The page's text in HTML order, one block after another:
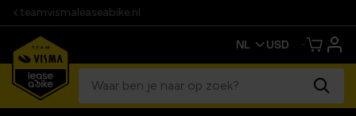
teamvismaleaseabike.nl